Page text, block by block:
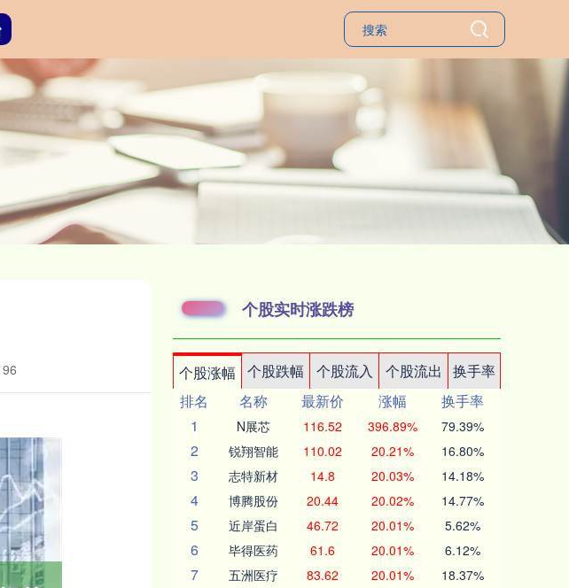
个股实时涨跌榜
个股涨幅 个股跌幅 个股流入 个股流出
换手率
排名
名称 最新价 涨幅
换手率
1
N展芯 116.52 396.89% 79.39%
2 锐翔智能 110.02 20.21% 16.80%
3 志特新材 14.8 20.03% 14.18%
4 博腾股份 20.44 20.02% 14.77%
5 近岸蛋白 46.72 20.01% 5.62%
6 毕得医药 61.6 20.01% 6.12%
7 五洲医疗 83.62 20.01% 18.37%